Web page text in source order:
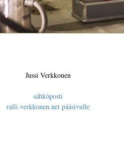
Jussi Verkkonen
sähköposti
ralli.verkkonen.net pääsivulle